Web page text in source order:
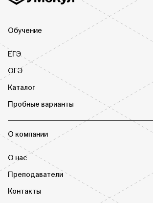
Обучение
ЕГЭ
ОГЭ
Каталог
Пробные варианты
О компании
О нас
Преподаватели
Контакты